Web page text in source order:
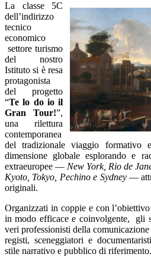
La classe 5C
dell’indirizzo
tecnico
economico
settore turismo
del nostro
Istituto si è resa
protagonista
del progetto
“Te lo do io il
Gran Tour!”,
una rilettura
contemporanea
del tradizionale viaggio formativo
dimensione globale esplorando e
extraeuropee — New York, Rio de
Kyoto, Tokyo, Pechino e Sydney—
originali.
Organizzati in coppie e con
in modo efficace e coinvolgente, gli
veri professionisti della
registi, sceneggiatori e
stile narrativo e pubblico di riferimento.